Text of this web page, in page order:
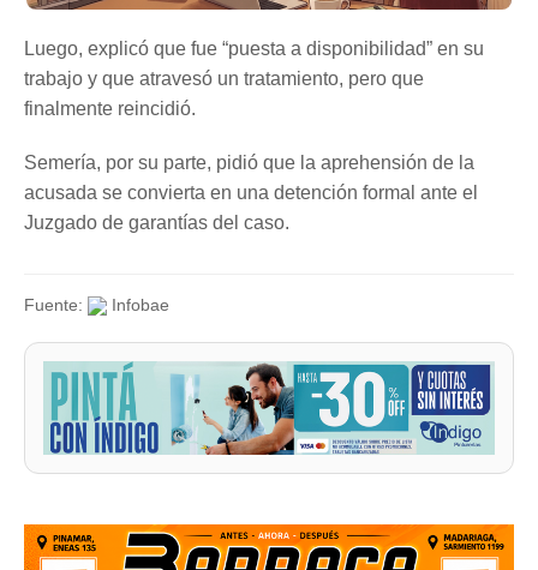
Luego, explicó que fue “puesta a disponibilidad” en su
trabajo y que atravesó un tratamiento, pero que
finalmente reincidió.
Semería, por su parte, pidió que la aprehensión de la
acusada se convierta en una detención formal ante el
Juzgado de garantías del caso.
Fuente: Infobae